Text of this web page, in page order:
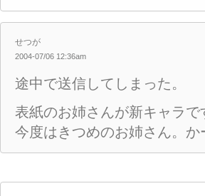
せつが
2004-07/06 12:36am
途中で送信してしまった。
表紙のお姉さんが新キャラで
今度はきつめのお姉さん。